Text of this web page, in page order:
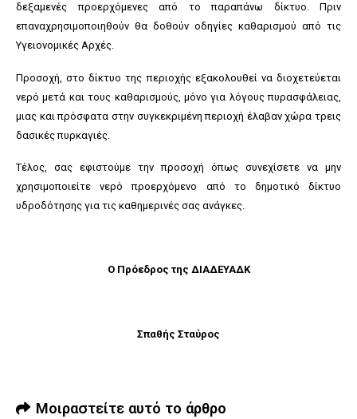
δεξαμενές προερχόμενες από το παραπάνω δίκτυο. Πριν
επαναχρησιμοποιηθούν θα δοθούν οδηγίες καθαρισμού από τις
Υγειονομικές Αρχές.
Προσοχή, στο δίκτυο της περιοχής εξακολουθεί να διοχετεύεται
νερό μετά και τους καθαρισμούς, μόνο για λόγους πυρασφάλειας,
μιας και πρόσφατα στην συγκεκριμένη περιοχή έλαβαν χώρα τρεις
δασικές πυρκαγιές.
Τέλος, σας εφιστούμε την προσοχή όπως συνεχίσετε να μην
χρησιμοποιείτε νερό προερχόμενο από το δημοτικό δίκτυο
υδροδότησης για τις καθημερινές σας ανάγκες.
Ο Πρόεδρος της ΔΙΑΔΕΥΑΔΚ
Σπαθής Σταύρος
Μοιραστείτε αυτό το άρθρο